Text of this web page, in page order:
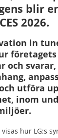
blir
2026.
in
och
utföra
inom
hur LG:s